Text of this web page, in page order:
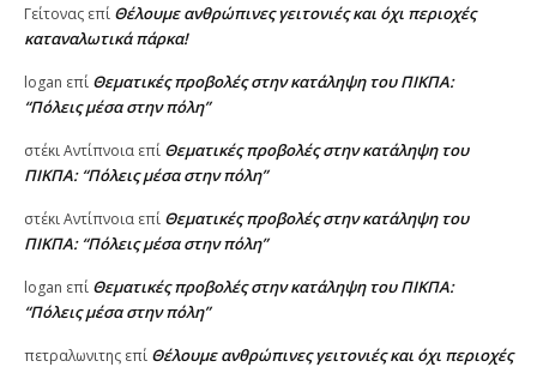
Γείτονας επί Θέλουμε ανθρώπινες γειτονιές και όχι περιοχές
καταναλωτικά πάρκα!
logan επί Θεματικές προβολές στην κατάληψη του ΠΙΚΠΑ:
“Πόλεις μέσα στην πόλη”
στέκι Αντίπνοια επί Θεματικές προβολές στην κατάληψη του
ΠΙΚΠΑ: “Πόλεις μέσα στην πόλη”
στέκι Αντίπνοια επί Θεματικές προβολές στην κατάληψη του
ΠΙΚΠΑ: “Πόλεις μέσα στην πόλη”
logan επί Θεματικές προβολές στην κατάληψη του ΠΙΚΠΑ:
“Πόλεις μέσα στην πόλη”
πετραλωνιτης επί Θέλουμε ανθρώπινες γειτονιές και όχι περιοχές